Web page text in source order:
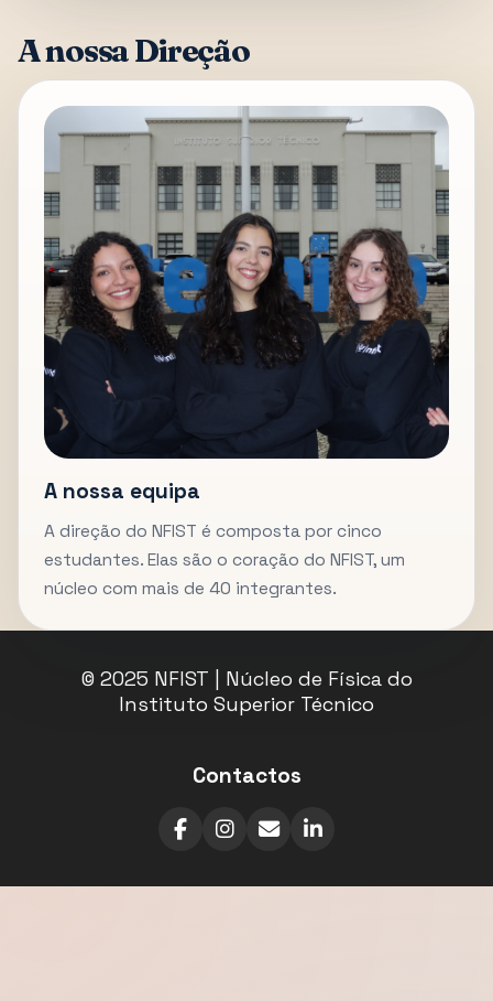
A nossa Direção
A nossa equipa
A direção do NFIST é composta por cinco
estudantes. Elas são o coração do NFIST, um
núcleo com mais de 40 integrantes.
© 2025 NFIST | Núcleo de Física do
Instituto Superior Técnico
Contactos